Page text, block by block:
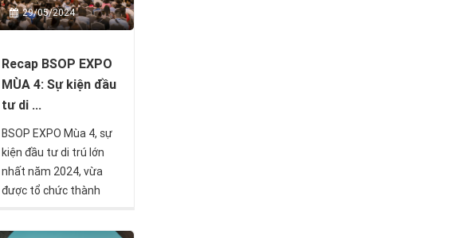
29/05/2024
Recap BSOP EXPO
MÙA 4: Sự kiện đầu
tư di ...
BSOP EXPO Mùa 4, sự
kiện đầu tư di trú lớn
nhất năm 2024, vừa
được tổ chức thành
TP. Hồ Chí Minh (25/5).